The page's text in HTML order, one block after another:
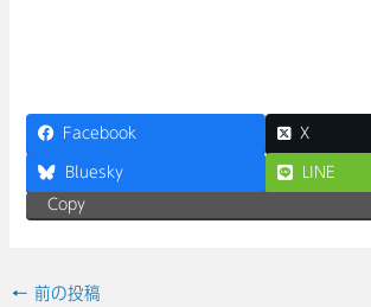
Facebook X
Bluesky
LINE
Copy
← 前の投稿